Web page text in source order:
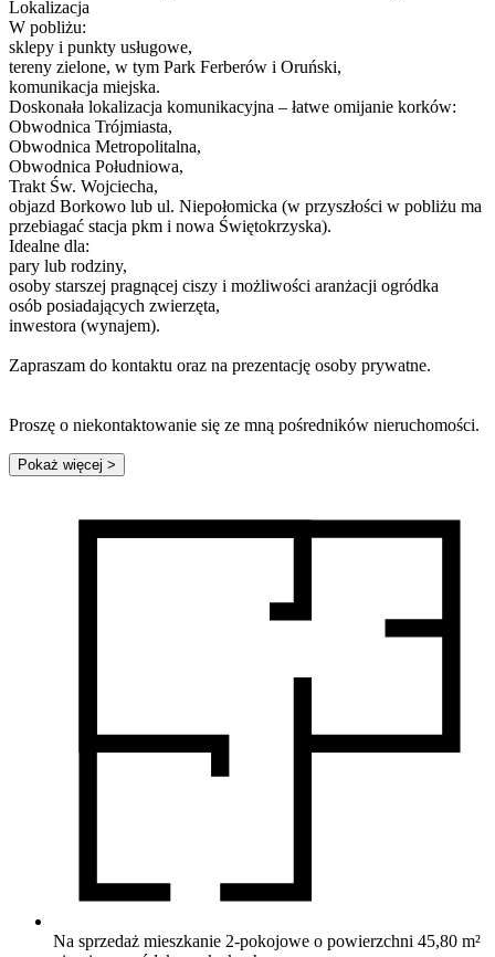
Lokalizacja
W pobliżu:
sklepy i punkty usługowe,
tereny zielone, w tym Park Ferberów i Oruński,
komunikacja miejska.
Doskonała lokalizacja komunikacyjna – łatwe omijanie korków:
Obwodnica Trójmiasta,
Obwodnica Metropolitalna,
Obwodnica Południowa,
Trakt Św. Wojciecha,
objazd Borkowo lub ul. Niepołomicka (w przyszłości w pobliżu ma
przebiagać stacja pkm i nowa Świętokrzyska).
Idealne dla:
pary lub rodziny,
osoby starszej pragnącej ciszy i możliwości aranżacji ogródka
osób posiadających zwierzęta,
inwestora (wynajem).
Zapraszam do kontaktu oraz na prezentację osoby prywatne.
Proszę o niekontaktowanie się ze mną pośredników nieruchomości.
Pokaż więcej >
Na sprzedaż mieszkanie 2-pokojowe o powierzchni 45,80 m²